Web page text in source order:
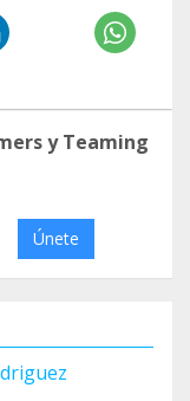
y Teaming
Únete